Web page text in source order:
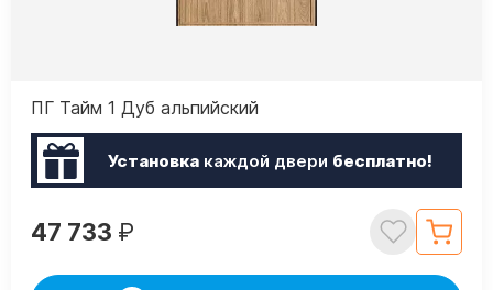
ПГ Тайм 1 Дуб альпийский
Установкакаждой двери бесплатно!
47 733 ₽